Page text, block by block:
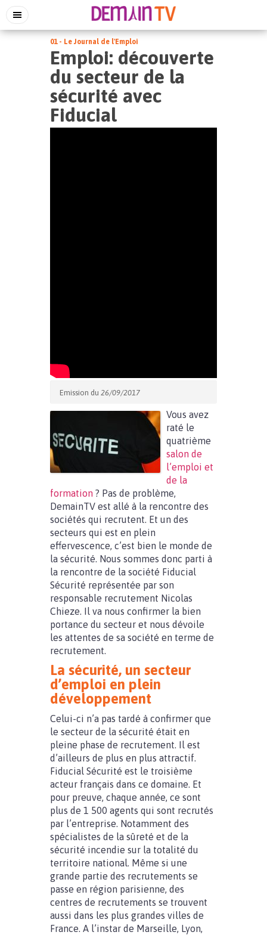
01 - Le Journal de l'Emploi
Emploi: découverte
du secteur de la
sécurité avec
Fiducial
Emission du 26/09/2017
Vous avez
raté le
quatrième
salon de
l’emploi et
de la
formation ? Pas de problème,
DemainTV est allé à la rencontre des
sociétés qui recrutent. Et un des
secteurs qui est en plein
effervescence, c’est bien le monde de
la sécurité. Nous sommes donc parti à
la rencontre de la société Fiducial
Sécurité représentée par son
responsable recrutement Nicolas
Chieze. Il va nous confirmer la bien
portance du secteur et nous dévoile
les attentes de sa société en terme de
recrutement.
La sécurité, un secteur
d’emploi en plein
développement
Celui-ci n’a pas tardé à confirmer que
le secteur de la sécurité était en
pleine phase de recrutement. Il est
d’ailleurs de plus en plus attractif.
Fiducial Sécurité est le troisième
acteur français dans ce domaine. Et
pour preuve, chaque année, ce sont
plus de 1 500 agents qui sont recrutés
par l’entreprise. Notamment des
spécialistes de la sûreté et de la
sécurité incendie sur la totalité du
territoire national. Même si une
grande partie des recrutements se
passe en région parisienne, des
centres de recrutements se trouvent
aussi dans les plus grandes villes de
France. A l’instar de Marseille, Lyon,